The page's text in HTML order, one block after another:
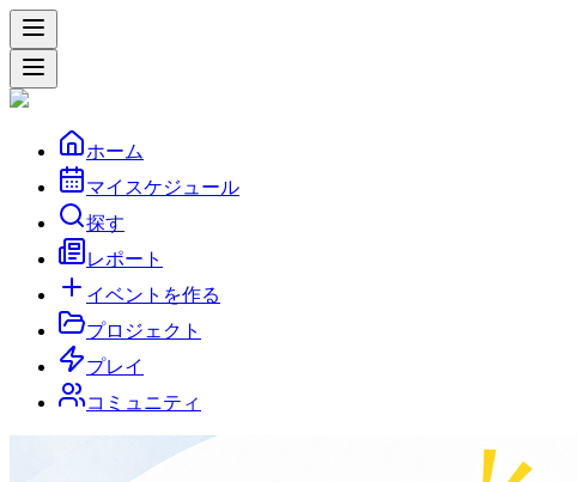
ホーム
マイスケジュール
探す
レポート
イベントを作る
プロジェクト
プレイ
コミュニティ